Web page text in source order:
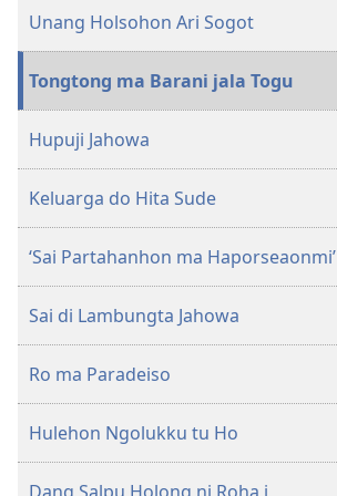
Unang Holsohon Ari Sogot
Tongtong ma Barani jala Togu
Hupuji Jahowa
Keluarga do Hita Sude
‘Sai Partahanhon ma Haporseaonmi’
Sai di Lambungta Jahowa
Ro ma Paradeiso
Hulehon Ngolukku tu Ho